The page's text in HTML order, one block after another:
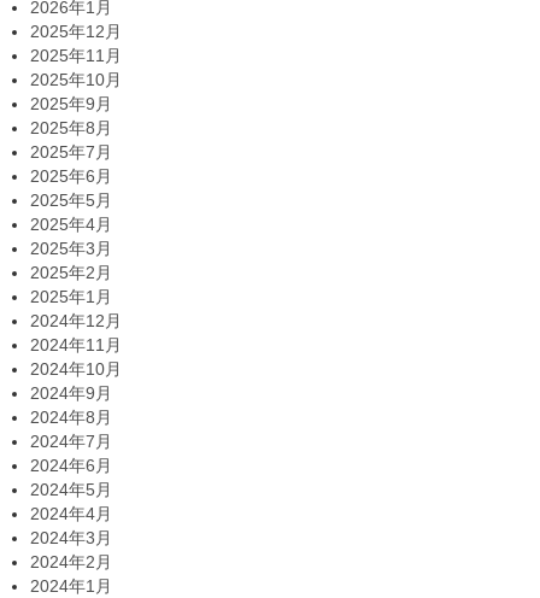
2026年1月
2025年12月
2025年11月
2025年10月
2025年9月
2025年8月
2025年7月
2025年6月
2025年5月
2025年4月
2025年3月
2025年2月
2025年1月
2024年12月
2024年11月
2024年10月
2024年9月
2024年8月
2024年7月
2024年6月
2024年5月
2024年4月
2024年3月
2024年2月
2024年1月